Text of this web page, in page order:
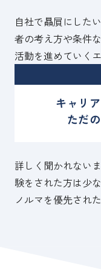
自社で贔屓にした
者の考え方や条件
活動を進めていく
キャリ
ただ
詳しく聞かれない
験をされた方は少
ノルマを優先され